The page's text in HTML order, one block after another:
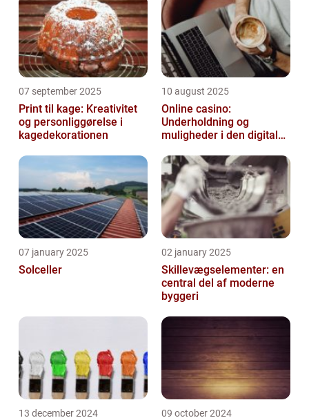
07 september 2025
Print til kage: Kreativitet
og personliggørelse i
kagedekorationen
10 august 2025
Online casino:
Underholdning og
muligheder i den digitale
07 january 2025
Solceller
02 january 2025
Skillevægselementer: en
central del af moderne
byggeri
13 december 2024 09 october 2024